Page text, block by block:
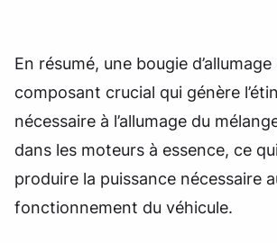
En résumé, une bougie
composant crucial qui génère
nécessaire à l’allumage du
dans les moteurs à essence, ce
produire la puissance nécessaire
fonctionnement du véhicule.